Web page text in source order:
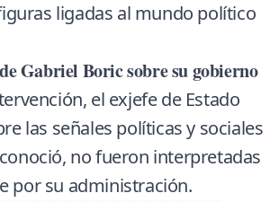
ligadas al mundo político
Gabriel Boric sobre su gobierno
el exjefe de Estado
las señales políticas y sociales
no fueron interpretadas
por su administración.